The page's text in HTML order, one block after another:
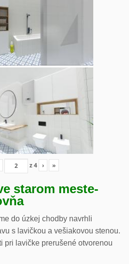
z4 › »
starom meste-
do úzkej chodby navrhli
s lavičkou a vešiakovou stenou.
pri lavičke prerušené otvorenou